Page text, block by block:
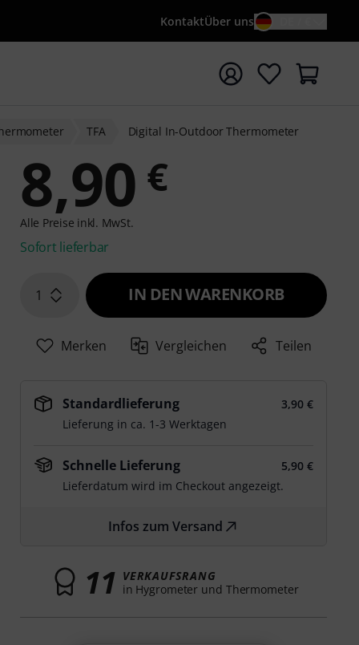
KontaktÜber uns
mit Suchwort {searchTerm} starten
TFA Digital In-Outdoor Thermometer
8,90 €
Alle Preise inkl. MwSt.
Sofort lieferbar
1 IN DEN WARENKORB
Merken Vergleichen Teilen
Standardlieferung
3,90 €
Lieferung in ca. 1-3 Werktagen
Schnelle Lieferung
5,90 €
Lieferdatum wird im Checkout angezeigt.
Infos zum Versand
11 VERKAUFSRANG
in Hygrometer und Thermometer